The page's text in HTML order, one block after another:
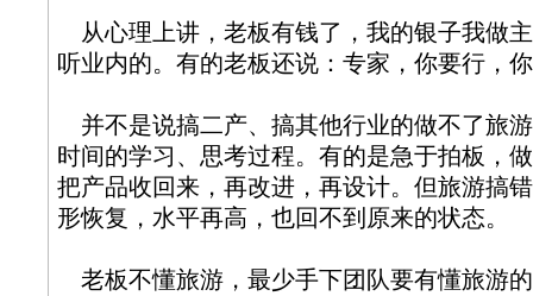
从心理上讲，老板有钱了，我的银子我做
听业内的。有的老板还说：专家，你要行，
并不是说搞二产、搞其他行业的做不了旅
时间的学习、思考过程。有的是急于拍板，
把产品收回来，再改进，再设计。但旅游搞
形恢复，水平再高，也回不到原来的状态。
老板不懂旅游，最少手下团队要有懂旅游